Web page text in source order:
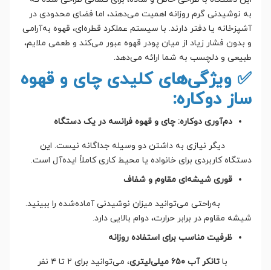
به نوشیدنی گرم روزانه اهمیت می‌دهند، اما فضای محدودی در
آشپزخانه یا دفتر دارند. با سیستم عملکرد قطره‌ای، قهوه به‌آرامی
و بدون فشار زیاد از میان پودر قهوه عبور می‌کند و طعمی ملایم،
طبیعی و دلچسب به شما ارائه می‌دهد.
✅ ویژگی‌های کلیدی چای و قهوه
ساز دوکاره:
دم‌آوری دوکاره: چای و قهوه فرانسه در یک دستگاه
دیگر نیازی به داشتن دو وسیله جداگانه نیست. این
دستگاه کاربردی برای خانواده یا محیط کاری کاملاً ایده‌آل است.
قوری شیشه‌ای مقاوم و شفاف
به‌راحتی می‌توانید میزان نوشیدنی آماده‌شده را ببینید.
شیشه مقاوم در برابر حرارت، دوام بالایی دارد.
ظرفیت مناسب برای استفاده روزانه
با تانکر آب ۶۵۰ میلی‌لیتری
، می‌توانید برای ۲ تا ۴ نفر